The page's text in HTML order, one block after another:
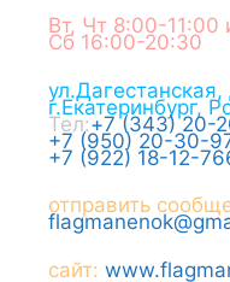
Вт, Чт 8:00-11:00
Сб 16:00-20:30
г.Екатеринбург,
Тел:+7 (343) 20-
+7 (950) 20-30-
+7 (922) 18-12-
отправить
сайт: